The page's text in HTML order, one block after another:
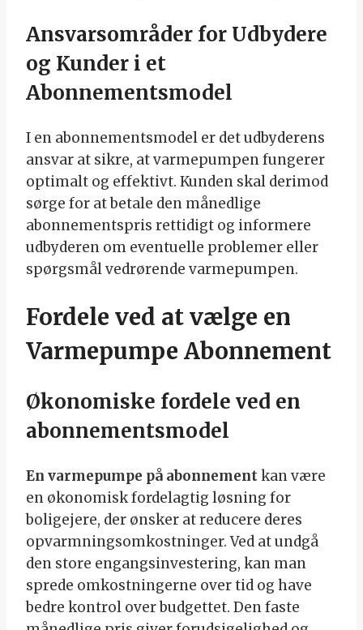
Ansvarsområder for Udbydere
og Kunder i et
Abonnementsmodel
I en abonnementsmodel er det udbyderens
ansvar at sikre, at varmepumpen fungerer
optimalt og effektivt. Kunden skal derimod
sørge for at betale den månedlige
abonnementspris rettidigt og informere
udbyderen om eventuelle problemer eller
spørgsmål vedrørende varmepumpen.
Fordele ved at vælge en
Varmepumpe Abonnement
Økonomiske fordele ved en
abonnementsmodel
En varmepumpe på abonnementkan være
en økonomisk fordelagtig løsning for
boligejere, der ønsker at reducere deres
opvarmningsomkostninger. Ved at undgå
den store engangsinvestering, kan man
sprede omkostningerne over tid og have
bedre kontrol over budgettet. Den faste